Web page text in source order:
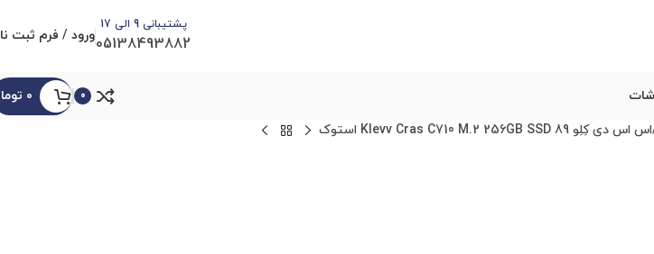
پشتیبانی 9 الی 17
05138493882ورود / فرم ثبت
0 ۰
اس اس دی کِلِو Klevv Cras C710 M.2 256GB SSD 89 استوک